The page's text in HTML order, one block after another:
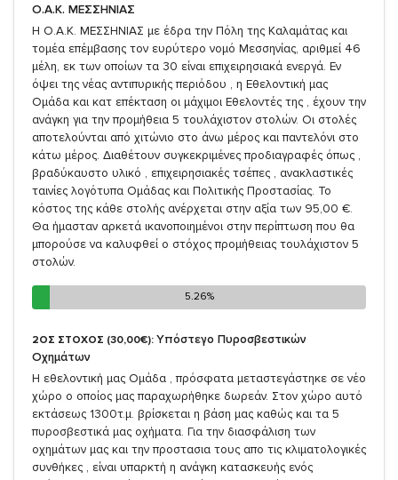
Ο.Α.Κ. ΜΕΣΣΗΝΙΑΣ
Η Ο.Α.Κ. ΜΕΣΣΗΝΙΑΣ με έδρα την Πόλη της Καλαμάτας και
τομέα επέμβασης τον ευρύτερο νομό Μεσσηνίας, αριθμεί 46
μέλη, εκ των οποίων τα 30 είναι επιχειρησιακά ενεργά. Εν
όψει της νέας αντιπυρικής περιόδου , η Εθελοντική μας
Ομάδα και κατ επέκταση οι μάχιμοι Εθελοντές της , έχουν την
ανάγκη για την προμήθεια 5 τουλάχιστον στολών. Οι στολές
αποτελούνται από χιτώνιο στο άνω μέρος και παντελόνι στο
κάτω μέρος. Διαθέτουν συγκεκριμένες προδιαγραφές όπως ,
βραδύκαυστο υλικό , επιχειρησιακές τσέπες , ανακλαστικές
ταινίες λογότυπα Ομάδας και Πολιτικής Προστασίας. Το
κόστος της κάθε στολής ανέρχεται στην αξία των 95,00 €.
Θα ήμασταν αρκετά ικανοποιημένοι στην περίπτωση που θα
μπορούσε να καλυφθεί ο στόχος προμήθειας τουλάχιστον 5
στολών.
5.26%
5.26%
2ΟΣ ΣΤΟΧΟΣ (30,00€): Υπόστεγο Πυροσβεστικών
Οχημάτων
Η εθελοντική μας Ομάδα , πρόσφατα μεταστεγάστηκε σε νέο
χώρο ο οποίος μας παραχωρήθηκε δωρεάν. Στον χώρο αυτό
εκτάσεως 1300τ.μ. βρίσκεται η βάση μας καθώς και τα 5
πυροσβεστικά μας οχήματα. Για την διασφάλιση των
οχημάτων μας και την προστασια τους απο τις κλιματολογικές
συνθήκες , είναι υπαρκτή η ανάγκη κατασκευής ενός